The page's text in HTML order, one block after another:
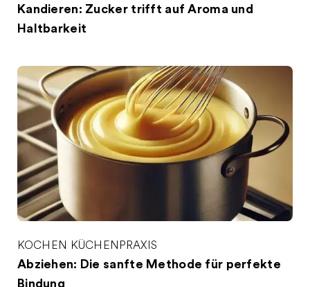
Kandieren: Zucker trifft auf Aroma und
Haltbarkeit
KOCHEN KÜCHENPRAXIS
Abziehen: Die sanfte Methode für perfekte
Bindung